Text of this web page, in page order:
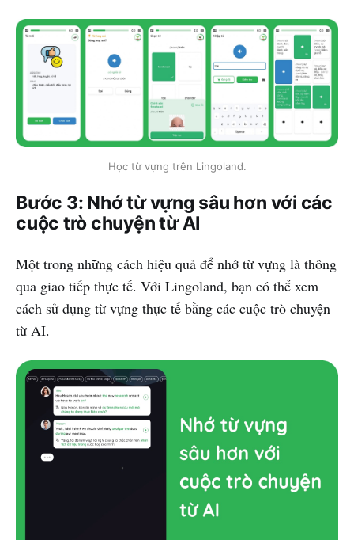
Học từ vựng trên Lingoland.
Bước 3: Nhớ từ vựng sâu hơn với các
cuộc trò chuyện từ AI
Một trong những cách hiệu quả để nhớ từ vựng là thông
qua giao tiếp thực tế. Với Lingoland, bạn có thể xem
cách sử dụng từ vựng thực tế bằng các cuộc trò chuyện
từ AI.